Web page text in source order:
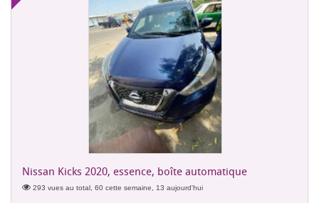
Nissan Kicks 2020, essence, boîte automatique
293 vues au total, 60 cette semaine, 13 aujourd'hui